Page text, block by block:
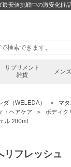
安値挑戦中の激安化粧
サプリメント
雑貨
メン
ダ（WELEDA）
マ
・ヘアケア ボディク
ル 200ml
リフレッシュ